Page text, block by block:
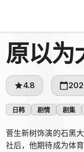
原以为
4.8
日韩 剧情 剧集
菅生新树饰演的石黑
社后，他期待成为体